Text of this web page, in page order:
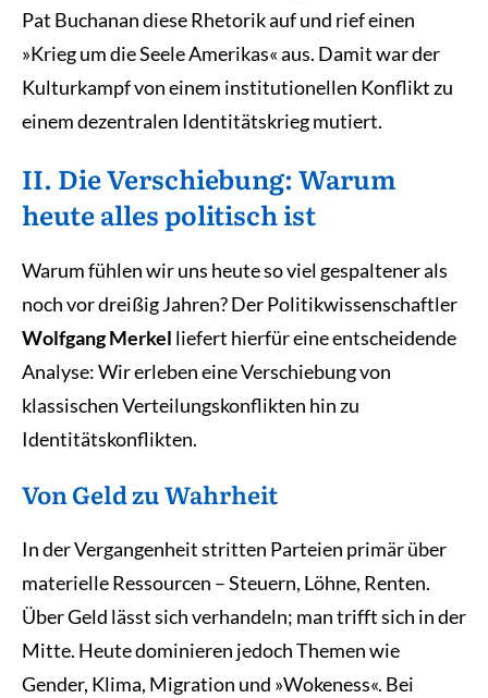
Pat Buchanan diese Rhetorik auf und rief einen
»Krieg um die Seele Amerikas« aus. Damit war der
Kulturkampf von einem institutionellen Konflikt zu
einem dezentralen Identitätskrieg mutiert.
II. Die Verschiebung: Warum
heute alles politisch ist
Warum fühlen wir uns heute so viel gespaltener als
noch vor dreißig Jahren? Der Politikwissenschaftler
Wolfgang Merkel liefert hierfür eine entscheidende
Analyse: Wir erleben eine Verschiebung von
klassischen Verteilungskonflikten hin zu
Identitätskonflikten.
Von Geld zu Wahrheit
In der Vergangenheit stritten Parteien primär über
materielle Ressourcen – Steuern, Löhne, Renten.
Über Geld lässt sich verhandeln; man trifft sich in der
Mitte. Heute dominieren jedoch Themen wie
Gender, Klima, Migration und »Wokeness«. Bei